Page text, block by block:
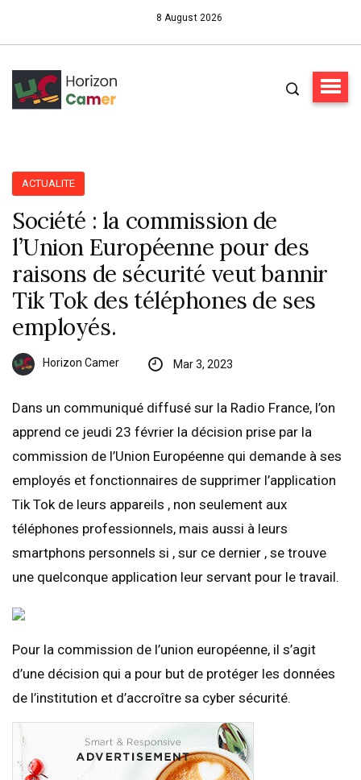
8 August 2026
ACTUALITE
Société : la commission de
l’Union Européenne pour des
raisons de sécurité veut bannir
Tik Tok des téléphones de ses
employés.
Horizon Camer Mar 3, 2023
Dans un communiqué diffusé sur la Radio France, l’on
apprend ce jeudi 23 février la décision prise par la
commission de l’Union Européenne qui demande à ses
employés et fonctionnaires de supprimer l’application
Tik Tok de leurs appareils , non seulement aux
téléphones professionnels, mais aussi à leurs
smartphons personnels si , sur ce dernier , se trouve
une quelconque application leur servant pour le travail.
Pour la commission de l’union européenne, il s’agit
d’une décision qui a pour but de protéger les données
de l’institution et d’accroître sa cyber sécurité.